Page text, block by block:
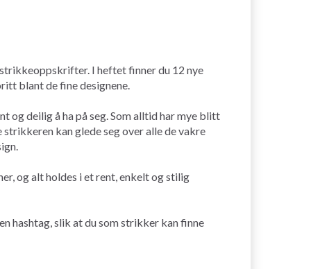
I heftet finner du 12 nye
blant de fine designene.
og deilig å ha på seg. Som alltid har mye blitt
kan glede seg over alle de vakre
og alt holdes i et rent, enkelt og stilig
hashtag, slik at du som strikker kan finne